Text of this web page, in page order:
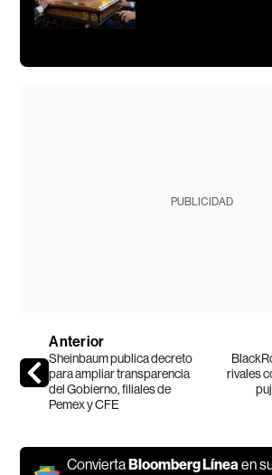
PUBLICIDAD
Anterior
Sheinbaum publica decreto
para ampliar transparencia
del Gobierno, filiales de
Pemex y CFE
rivales
Convierta Bloomberg Líneaen